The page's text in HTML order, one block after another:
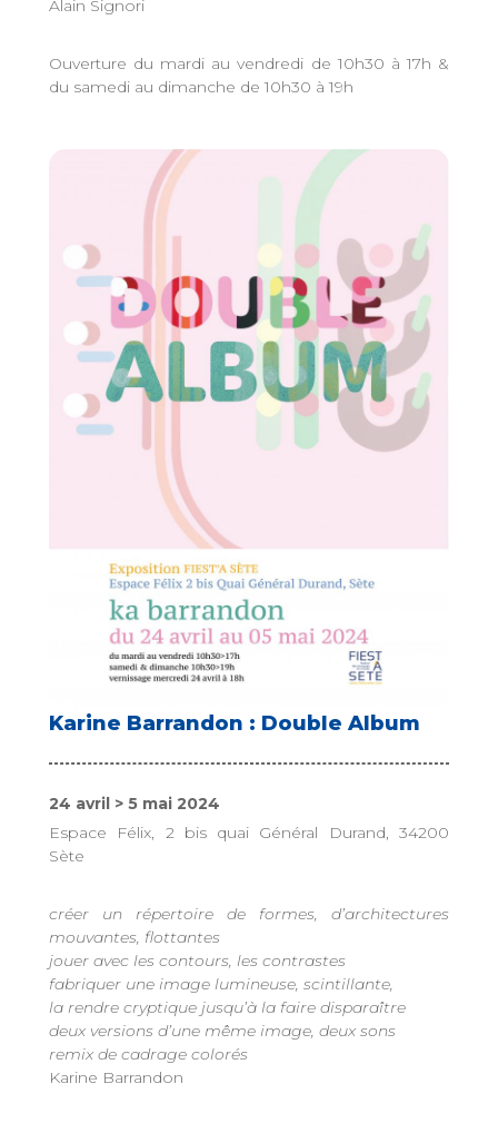
Alain Signori
Ouverture du mardi au vendredi de 10h30 à 17h &
du samedi au dimanche de 10h30 à 19h
Karine Barrandon : Double Album
24 avril > 5 mai 2024
Espace Félix, 2 bis quai Général Durand, 34200
Sète
créer un répertoire de formes, d’architectures
mouvantes, flottantes
jouer avec les contours, les contrastes
fabriquer une image lumineuse, scintillante,
la rendre cryptique jusqu’à la faire disparaître
deux versions d’une même image, deux sons
remix de cadrage colorés
Karine Barrandon